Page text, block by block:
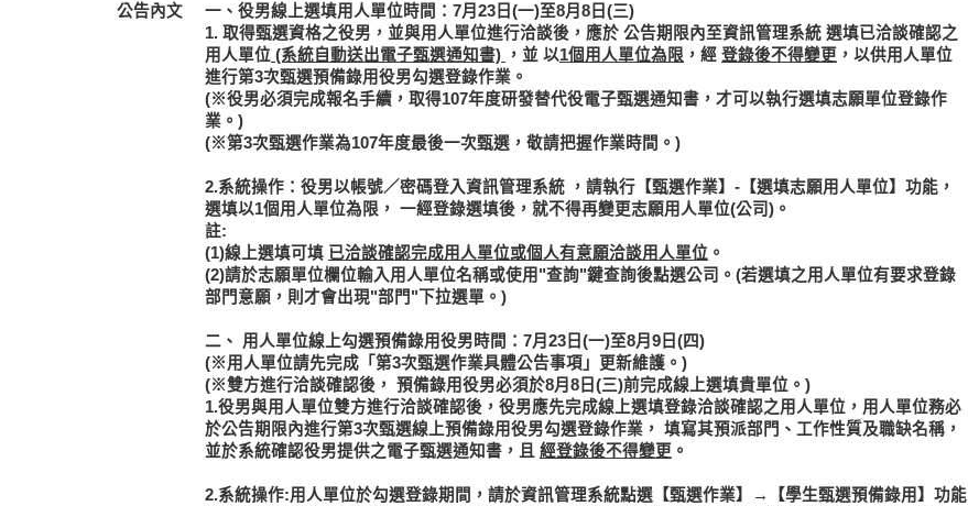
公告內文
一、役男線上選填用人單位時間：7月23日(一)至8月8日(三)
1. 取得甄選資格之役男 ，並與用人單位進行洽談後，應於 公告期限內至資訊管理系統 選填已洽談確認之
用人單位 (系統自動送出電子甄選通知書) ，並 以1個用人單位為限 ，經 登錄後不得變更 ，以供用人單位
進行第3次甄選預備錄用役男勾選登錄作業。
(※役男必須完成報名手續，取得107年度研發替代役電子甄選通知書，才可以執行選填志願單位登錄作
業。)
(※第3次甄選作業為107年度最後一次甄選，敬請把握作業時間。)
2.系統操作：役男以帳號／密碼登入資訊管理系統 ，請執行【甄選作業】-【選填志願用人單位】功能，
選填以1個用人單位為限， 一經登錄選填後，就不得再變更志願用人單位(公司)。
註:
(1)線上選填可填 已洽談確認完成用人單位或個人有意願洽談用人單位 。
(2)請於志願單位欄位輸入用人單位名稱或使用"查詢"鍵查詢後點選公司。(若選填之用人單位有要求登錄
部門意願，則才會出現"部門"下拉選單。)
二、 用人單位線上勾選預備錄用役男時間：7月23日(一)至8月9日(四)
(※用人單位請先完成「第3次甄選作業具體公告事項」更新維護。)
(※雙方進行洽談確認後， 預備錄用役男必須於8月8日(三)前完成線上選填貴單位 。)
1.役男與用人單位雙方進行洽談確認後，役男應先完成線上選填登錄洽談確認之用人單位，用人單位務必
於公告期限內進行第3次甄選線上預備錄用役男勾選登錄作業， 填寫其預派部門、工作性質及職缺名稱 ，
並於系統確認役男提供之電子甄選通知書，且 經登錄後不得變更 。
2.系統操作:用人單位於勾選登錄期間，請於資訊管理系統點選【甄選作業】→【學生甄選預備錄用】功能